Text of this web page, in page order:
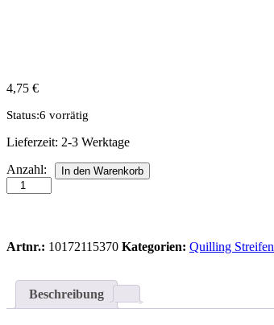
4,75 €
Status:6 vorrätig
Lieferzeit: 2-3 Werktage
Str.
x
azur
40
Paper
St./Pcs
120g
Anzahl: In den Warenkorb
Artnr.: 10172115370 Kategorien: Quilling Streifen
Beschreibung